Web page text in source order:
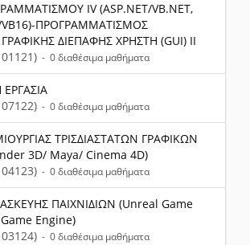
IV (ASP.NET/VB.NET,
VB16)-ΠΡΟΓΡΑΜΜΑΤΙΣΜΟΣ
ΔΙΕΠΑΦΗΣ ΧΡΗΣΤΗ (GUI) II
- 0 διαθέσιμα μαθήματα
- 0 διαθέσιμα μαθήματα
ΤΡΙΣΔΙΑΣΤΑΤΩΝ ΓΡΑΦΙΚΩΝ
3D/ Maya/ Cinema 4D)
- 0 διαθέσιμα μαθήματα
ΠΑΙΧΝΙΔΙΩΝ (Unreal Game
Engine)
- 0 διαθέσιμα μαθήματα